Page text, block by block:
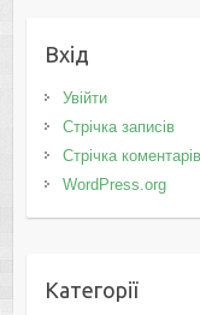
Вхід
Увійти
Стрічка записів
Стрічка коментарів
WordPress.org
Категорії